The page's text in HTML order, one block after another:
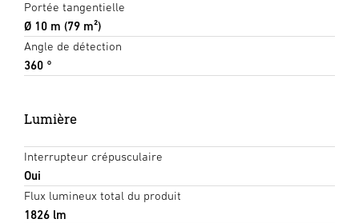
Portée tangentielle
Ø 10 m (79 m²)
Angle de détection
360 °
Lumière
Interrupteur crépusculaire
Oui
Flux lumineux total du produit
1826 lm